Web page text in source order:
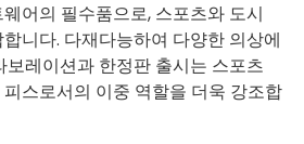
어의 필수품으로, 스포츠와 도시
니다. 다재다능하여 다양한 의상에
보레이션과 한정판 출시는 스포츠
스로서의 이중 역할을 더욱 강조합